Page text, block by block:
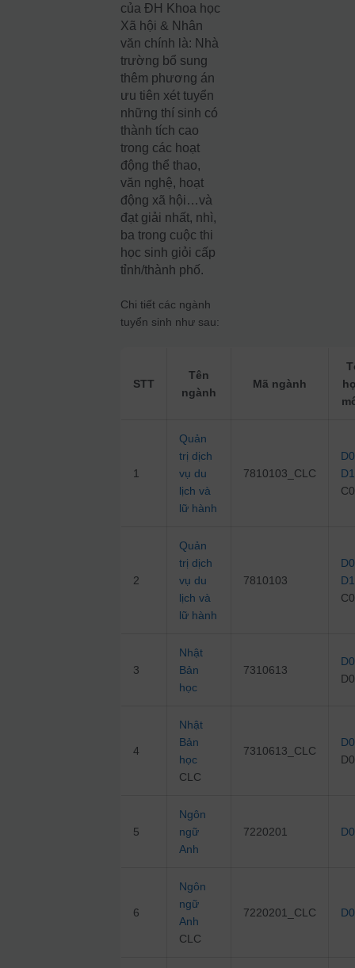
của ĐH Khoa học
Xã hội & Nhân
văn chính là: Nhà
trường bổ sung
thêm phương án
ưu tiên xét tuyển
những thí sinh có
thành tích cao
trong các hoạt
động thể thao,
văn nghệ, hoạt
động xã hội…và
đạt giải nhất, nhì,
ba trong cuộc thi
học sinh giỏi cấp
tỉnh/thành phố.
Chi tiết các ngành
tuyển sinh như sau:
STT
Tên
ngành
Mã ngành
1
Quản
trị dịch
vụ du
lịch và
lữ hành
7810103_CLC
2
Quản
trị dịch
vụ du
lịch và
lữ hành
7810103
3
Nhật
Bản
học
7310613
4
Nhật
Bản
học
CLC
7310613_CLC
5
Ngôn
ngữ
Anh
7220201
6
Ngôn
ngữ
Anh
CLC
7220201_CLC